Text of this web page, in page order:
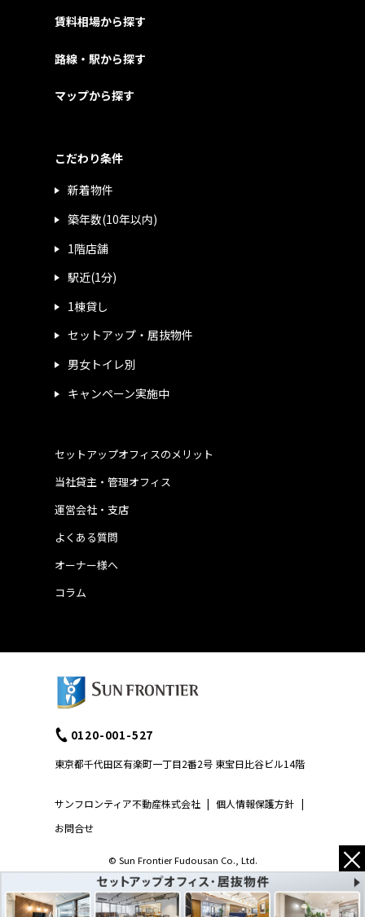
賃料相場から探す
路線・駅から探す
マップから探す
こだわり条件
新着物件
築年数(10年以内)
1階店舗
駅近(1分)
1棟貸し
セットアップ・居抜物件
男女トイレ別
キャンペーン実施中
運営会社・支店
よくある質問
当社貸主・管理オフィス
オーナー様へ
コラム
セットアップオフィスのメリット
サンフロンティア不動産株式会社 | 個人情報保護方針 |
お問合せ
0120-001-527
東京都千代田区有楽町一丁目2番2号 東宝日比谷ビル14階
© Sun Frontier Fudousan Co., Ltd. ×